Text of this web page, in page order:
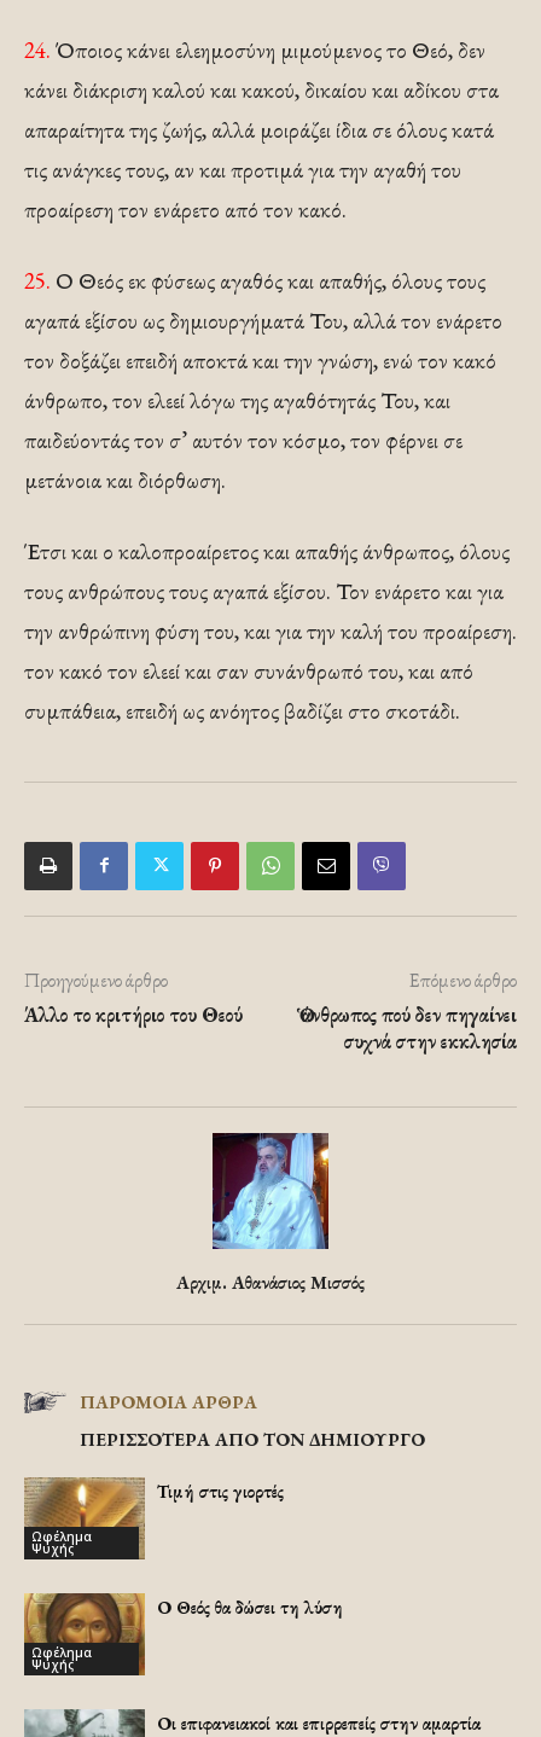
24. Όποιος κάνει ελεημοσύνη μιμούμενος το Θεό, δεν
κάνει διάκριση καλού και κακού, δικαίου και αδίκου στα
απαραίτητα της ζωής, αλλά μοιράζει ίδια σε όλους κατά
τις ανάγκες τους, αν και προτιμά για την αγαθή του
προαίρεση τον ενάρετο από τον κακό.
25. Ο Θεός εκ φύσεως αγαθός και απαθής, όλους τους
αγαπά εξίσου ως δημιουργήματά Του, αλλά τον ενάρετο
τον δοξάζει επειδή αποκτά και την γνώση, ενώ τον κακό
άνθρωπο, τον ελεεί λόγω της αγαθότητάς Του, και
παιδεύοντάς τον σ’ αυτόν τον κόσμο, τον φέρνει σε
μετάνοια και διόρθωση.
Έτσι και ο καλοπροαίρετος και απαθής άνθρωπος, όλους
τους ανθρώπους τους αγαπά εξίσου. Τον ενάρετο και για
την ανθρώπινη φύση του, και για την καλή του προαίρεση.
τον κακό τον ελεεί και σαν συνάνθρωπό του, και από
συμπάθεια, επειδή ως ανόητος βαδίζει στο σκοτάδι.
Προηγούμενο άρθρο
Άλλο το κριτήριο του Θεού
Επόμενο άρθρο
Ὁ άνθρωπος πού δεν πηγαίνει
συχνά στην εκκλησία
Αρχιμ. Αθανάσιος Μισσός
ΠΑΡΟΜΟΙΑ ΑΡΘΡΑ
ΠΕΡΙΣΣΟΤΕΡΑ ΑΠΟ ΤΟΝ ΔΗΜΙΟΥΡΓΟ
Ωφέλημα
Ψυχής
Τιμή στις γιορτές
Ωφέλημα
Ψυχής
Ο Θεός θα δώσει τη λύση
Οι επιφανειακοί και επιρρεπείς στην αμαρτία